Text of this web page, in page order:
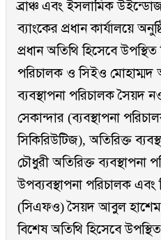
ব্রাঞ্চ এবং ইসলামিক
ব্যাংকের প্রধান কার্যালয়ে
প্রধান অতিথি হিসেবে উপস্থিত
পরিচালক ও সিইও
ব্যবস্থাপনা পরিচালক সৈয়দ
সেকান্দার (ব্যবস্থাপনা
সিকিরিউটিজ), অতিরিক্ত
চৌধুরী অতিরিক্ত ব্যবস্থাপনা
উপব্যবস্থাপনা পরিচালক এবং
(সিএফও) সৈয়দ আবুল
বিশেষ অতিথি হিসেবে